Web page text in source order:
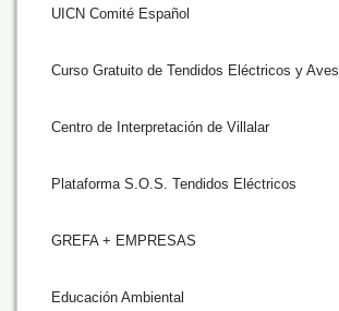
UICN Comité Español
Curso Gratuito de Tendidos Eléctricos y Aves
Centro de Interpretación de Villalar
Plataforma S.O.S. Tendidos Eléctricos
GREFA + EMPRESAS
Educación Ambiental